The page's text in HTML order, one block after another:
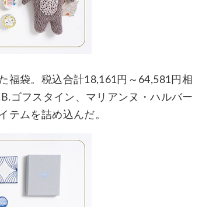
福袋。税込合計18,161円～64,581円相
ゴフスタイン、マリアンヌ・ハルバー
テムを詰め込んだ。